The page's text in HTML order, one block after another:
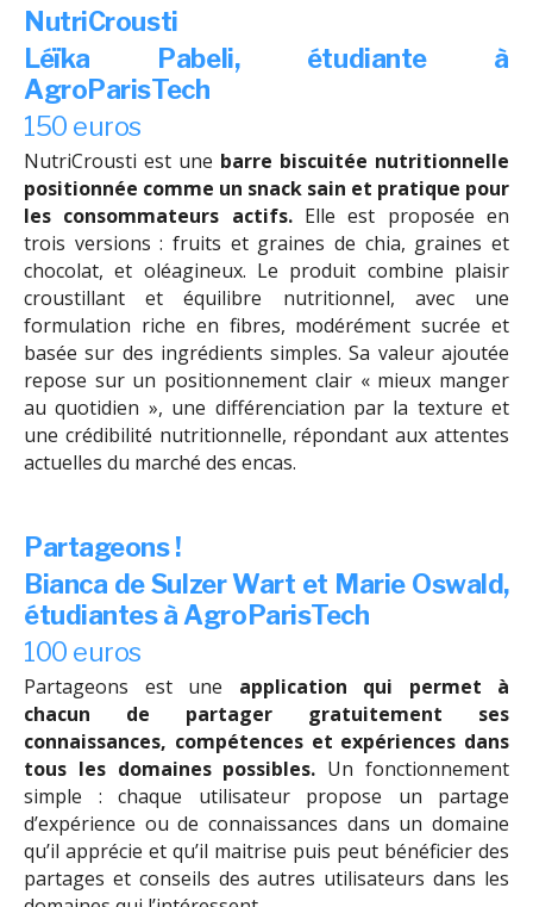
NutriCrousti
Léïka Pabeli, étudiante à
AgroParisTech
150 euros
NutriCrousti est une barre biscuitée nutritionnelle
positionnée comme un snack sain et pratique pour
les consommateurs actifs.Elle est proposée en
trois versions : fruits et graines de chia, graines et
chocolat, et oléagineux. Le produit combine plaisir
croustillant et équilibre nutritionnel, avec une
formulation riche en fibres, modérément sucrée et
basée sur des ingrédients simples. Sa valeur ajoutée
repose sur un positionnement clair « mieux manger
au quotidien », une différenciation par la texture et
une crédibilité nutritionnelle, répondant aux attentes
actuelles du marché des encas.
Partageons !
Bianca de Sulzer Wart et Marie Oswald,
étudiantes à AgroParisTech
100 euros
Partageons est une application qui permet à
chacun de partager gratuitement ses
connaissances, compétences et expériences dans
tous les domaines possibles. Un fonctionnement
simple : chaque utilisateur propose un partage
d’expérience ou de connaissances dans un domaine
qu’il apprécie et qu’il maitrise puis peut bénéficier des
partages et conseils des autres utilisateurs dans les